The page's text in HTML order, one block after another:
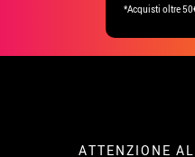
*Acquisti oltre
ATTENZIONE